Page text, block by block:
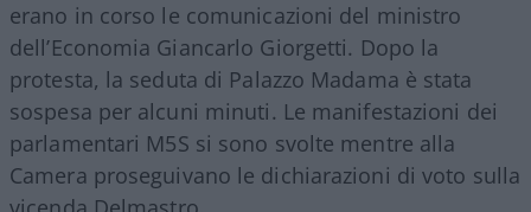
erano in corso le comunicazioni del ministro
dell’Economia Giancarlo Giorgetti. Dopo la
protesta, la seduta di Palazzo Madama è stata
sospesa per alcuni minuti. Le manifestazioni dei
parlamentari M5S si sono svolte mentre alla
Camera proseguivano le dichiarazioni di voto sulla